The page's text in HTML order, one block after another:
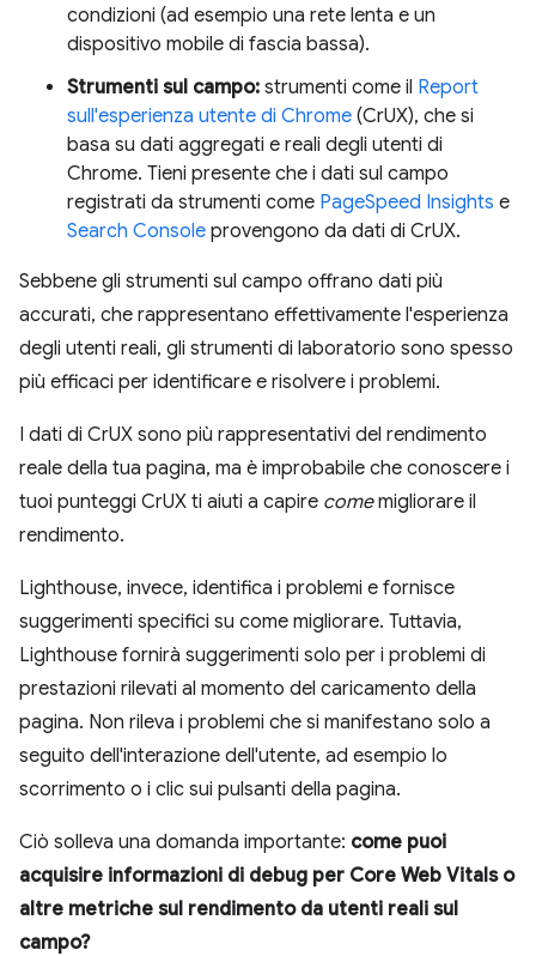
condizioni (ad esempio una rete lenta e un
dispositivo mobile di fascia bassa).
Strumenti sul campo: strumenti come il Report
sull'esperienza utente di Chrome (CrUX), che si
basa su dati aggregati e reali degli utenti di
Chrome. Tieni presente che i dati sul campo
registrati da strumenti come PageSpeed Insights e
Search Console provengono da dati di CrUX.
Sebbene gli strumenti sul campo offrano dati più
accurati, che rappresentano effettivamente l'esperienza
degli utenti reali, gli strumenti di laboratorio sono spesso
più efficaci per identificare e risolvere i problemi.
I dati di CrUX sono più rappresentativi del rendimento
reale della tua pagina, ma è improbabile che conoscere i
tuoi punteggi CrUX ti aiuti a capire comemigliorare il
rendimento.
Lighthouse, invece, identifica i problemi e fornisce
suggerimenti specifici su come migliorare. Tuttavia,
Lighthouse fornirà suggerimenti solo per i problemi di
prestazioni rilevati al momento del caricamento della
pagina. Non rileva i problemi che si manifestano solo a
seguito dell'interazione dell'utente, ad esempio lo
scorrimento o i clic sui pulsanti della pagina.
Ciò solleva una domanda importante: come puoi
acquisire informazioni di debug per Core Web Vitals o
altre metriche sul rendimento da utenti reali sul
campo?